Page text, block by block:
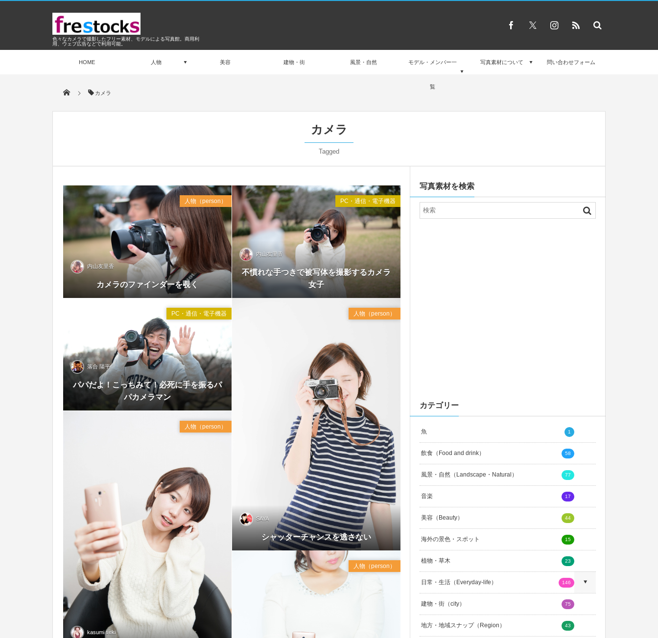
色々なカメラで撮影したフリー素材、モデルによる写真館。商用利
用、ウェブ広告などで利用可能。
HOME 人物 美容 建物・街 風景・自然 モデル・メンバー一
覧
写真素材について 問い合わせフォーム
カメラ
カメラ
Tagged
内山友里香
カメラのファインダーを覗く
Jul
人物（person）
内山友里香
不慣れな手つきで被写体を撮影するカメラ
女子
Dec
PC・通信・電子機器
落合 陽平
パパだよ！こっちみて！必死に手を振るパ
パカメラマン
Dec
2016
PC・通信・電子機器
SAYA
シャッターチャンスを逃さない
Jun
人物（person）
kasumi seki
Mar
人物（person）
Feb
2016
人物（person）
写真素材を検索
カテゴリー
魚 1
飲食（Food and drink） 58
風景・自然（Landscape・Natural） 77
音楽 17
美容（Beauty） 44
海外の景色・スポット 15
植物・草木 23
日常・生活（Everyday-life） 146
建物・街（city） 75
地方・地域スナップ（Region） 43